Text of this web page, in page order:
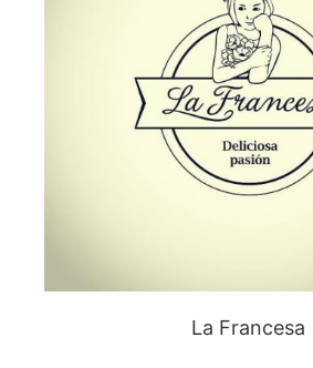
La Francesa